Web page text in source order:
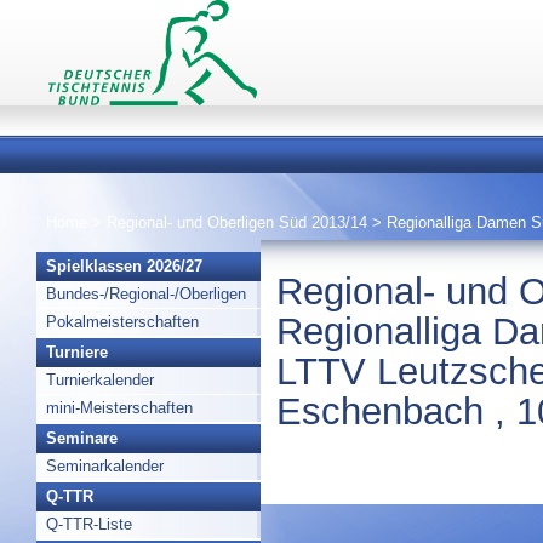
Regional- und Oberligen Süd 2013/14 > Regionalliga Damen
Spielklassen 2026/27
Bundes-/Regional-/Oberligen
Pokalmeisterschaften
Turniere
Turnierkalender
mini-Meisterschaften
Seminare
Seminarkalender
Q-TTR
Q-TTR-Liste
Regional- und
Regionalliga
LTTV
Eschenbach ,